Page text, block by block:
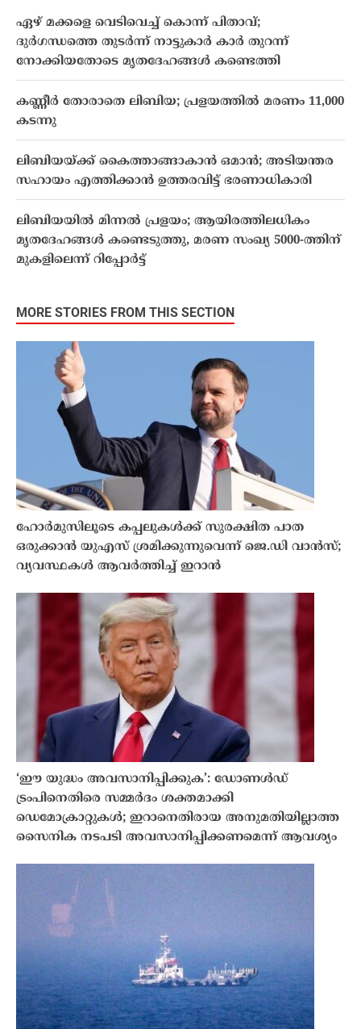
ഏഴ് മക്കളെ വെടിവെച്ച് കൊന്ന് പിതാവ്;
ദുര്‍ഗന്ധത്തെ തുടര്‍ന്ന് നാട്ടുകാര്‍ കാര്‍ തുറന്ന്
നോക്കിയതോടെ മൃതദേഹങ്ങള്‍ കണ്ടെത്തി
കണ്ണീർ തോരാതെ ലിബിയ; പ്രളയത്തിൽ മരണം 11,000
കടന്നു
ലിബിയയ്ക്ക് കൈത്താങ്ങാകാൻ ഒമാൻ; അടിയന്തര
സഹായം എത്തിക്കാന്‍ ഉത്തരവിട്ട് ഭരണാധികാരി
ലിബിയയിൽ മിന്നൽ പ്രളയം; ആയിരത്തിലധികം
മൃതദേഹങ്ങൾ കണ്ടെടുത്തു, മരണ സംഖ്യ 5000-ത്തിന്
മുകളിലെന്ന് റിപ്പോർട്ട്
MORE STORIES FROM THIS SECTION
ഹോർമുസിലൂടെ കപ്പലുകൾക്ക് സുരക്ഷിത പാത
ഒരുക്കാൻ യുഎസ് ശ്രമിക്കുന്നുവെന്ന് ജെ.ഡി വാൻസ്;
വ്യവസ്ഥകൾ ആവർത്തിച്ച് ഇറാൻ
‘ഈ യുദ്ധം അവസാനിപ്പിക്കുക’: ഡോണൾഡ്
ട്രംപിനെതിരെ സമ്മർദം ശക്തമാക്കി
ഡെമോക്രാറ്റുകൾ; ഇറാനെതിരായ അനുമതിയില്ലാത്ത
സൈനിക നടപടി അവസാനിപ്പിക്കണമെന്ന് ആവശ്യം